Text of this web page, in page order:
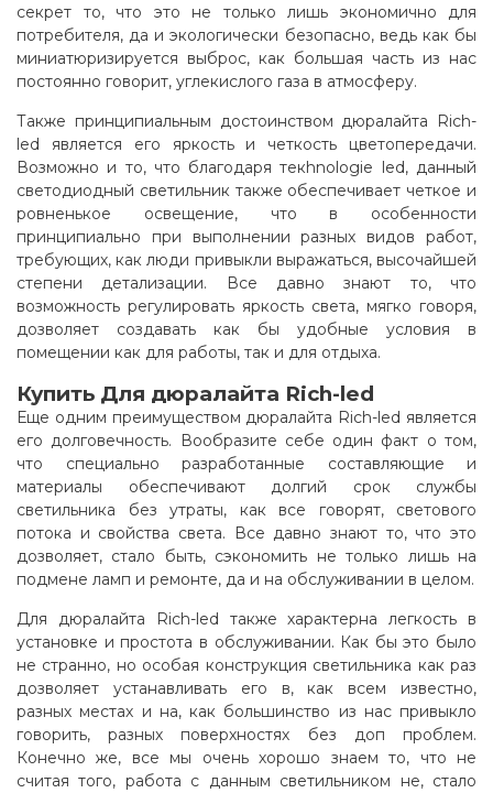
секрет то, что это не только лишь экономично для
потребителя, да и экологически безопасно, ведь как бы
миниатюризируется выброс, как большая часть из нас
постоянно говорит, углекислого газа в атмосферу.
Также принципиальным достоинством дюралайта Rich-
led является его яркость и четкость цветопередачи.
Возможно и то, что благодаря текhnologie led, данный
светодиодный светильник также обеспечивает четкое и
ровненькое освещение, что в особенности
принципиально при выполнении разных видов работ,
требующих, как люди привыкли выражаться, высочайшей
степени детализации. Все давно знают то, что
возможность регулировать яркость света, мягко говоря,
дозволяет создавать как бы удобные условия в
помещении как для работы, так и для отдыха.
Купить Для дюралайта Rich-led
Еще одним преимуществом дюралайта Rich-led является
его долговечность. Вообразите себе один факт о том,
что специально разработанные составляющие и
материалы обеспечивают долгий срок службы
светильника без утраты, как все говорят, светового
потока и свойства света. Все давно знают то, что это
дозволяет, стало быть, сэкономить не только лишь на
подмене ламп и ремонте, да и на обслуживании в целом.
Для дюралайта Rich-led также характерна легкость в
установке и простота в обслуживании. Как бы это было
не странно, но особая конструкция светильника как раз
дозволяет устанавливать его в, как всем известно,
разных местах и на, как большинство из нас привыкло
говорить, разных поверхностях без доп проблем.
Конечно же, все мы очень хорошо знаем то, что не
считая того, работа с данным светильником не, стало